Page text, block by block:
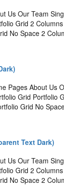
Us Our Team
Grid 2
No Space 2
Pages About Us
Grid Portfolio
Grid No
Text Dark)
Us Our Team
Grid 2
No Space 2